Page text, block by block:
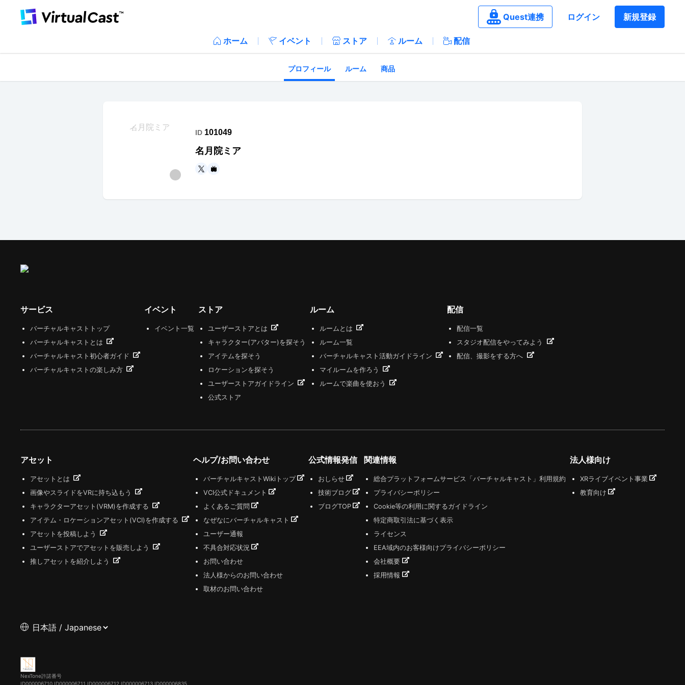
Quest連携 ログイン 新規登録
ホーム イベント ストア ルーム 配信
プロフィール ルーム 商品
ID 101049
名月院ミア
https://twitter.com/mesakan
サービス
バーチャルキャストトップ
バーチャルキャストとは
バーチャルキャスト初心者ガイド
バーチャルキャストの楽しみ方
イベント
イベント一覧
ストア
ユーザーストアとは
キャラクター(アバター)を探そう
アイテムを探そう
ロケーションを探そう
ユーザーストアガイドライン
公式ストア
ルーム
ルームとは
ルーム一覧
バーチャルキャスト活動ガイドライン
マイルームを作ろう
ルームで楽曲を使おう
配信
配信一覧
スタジオ配信をやってみよう
配信、撮影をする方へ
アセット
アセットとは
画像やスライドをVRに持ち込もう
キャラクターアセット(VRM)を作成する
アイテム・ロケーションアセット(VCI)を作成する
アセットを投稿しよう
ユーザーストアでアセットを販売しよう
推しアセットを紹介しよう
ヘルプ/お問い合わせ
バーチャルキャストWikiトップ
VCI公式ドキュメント
よくあるご質問
なぜなにバーチャルキャスト
ユーザー通報
不具合対応状況
お問い合わせ
法人様からのお問い合わせ
取材のお問い合わせ
公式情報発信
おしらせ
技術ブログ
ブログTOP
関連情報
総合プラットフォームサービス「バーチャルキャスト」利用規約
プライバシーポリシー
Cookie等の利用に関するガイドライン
特定商取引法に基づく表示
ライセンス
EEA域内のお客様向けプライバシーポリシー
会社概要
採用情報
法人様向け
XRライブイベント事業
教育向け
NexTone許諾番号
ID000006710 ID000006711 ID000006712 ID000006713 ID000006835